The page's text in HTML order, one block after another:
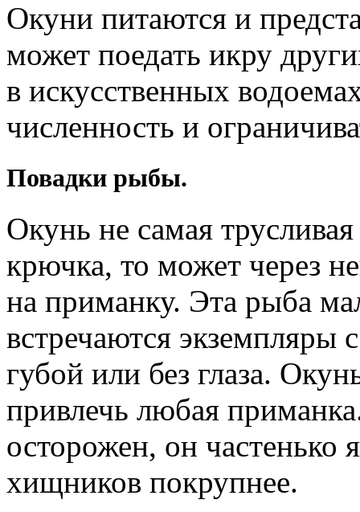
Окуни питаются и
может поедать икру
в искусственных
численность и
Повадки рыбы.
Окунь не самая
крючка, то может через
на приманку. Эта рыба
встречаются экземпляры
губой или без глаза.
привлечь любая
осторожен, он частенько
хищников покрупнее.